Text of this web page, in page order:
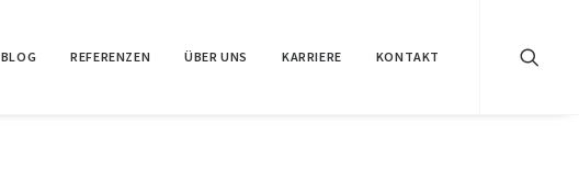
BLOG REFERENZEN ÜBER UNS KARRIERE KONTAKT